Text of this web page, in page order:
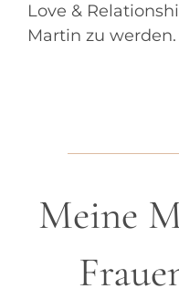
Love &
Martin zu werden.
Meine